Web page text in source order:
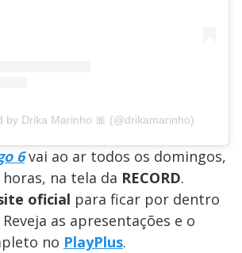
by Drika Marinho 🎀 (@drikamarinho)
6vai ao ar todos os domingos,
na tela da RECORD.
oficial para ficar por dentro
as apresentações e o
no PlayPlus.